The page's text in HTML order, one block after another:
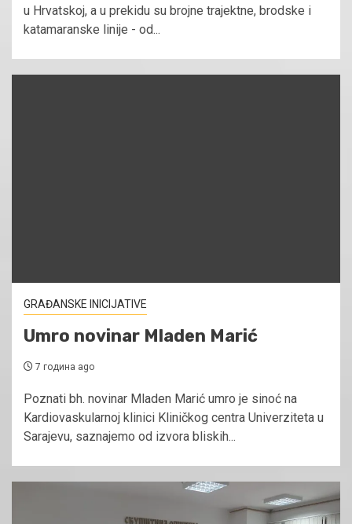
u Hrvatskoj, a u prekidu su brojne trajektne, brodske i
katamaranske linije - od...
GRAĐANSKE INICIJATIVE
Umro novinar Mladen Marić
7 година ago
Poznati bh. novinar Mladen Marić umro je sinoć na
Kardiovaskularnoj klinici Kliničkog centra Univerziteta u
Sarajevu, saznajemo od izvora bliskih...